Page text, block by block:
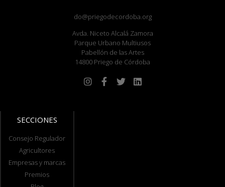
do@priegodecordoba.org
Avda. Niceto Alcalá Zamora
Parque Urbano Multiusos
Pabellón de las Artes
14800 Priego de Córdoba
SECCIONES
Consejo Regulador
Agricultores
Empresas y marcas
Premios